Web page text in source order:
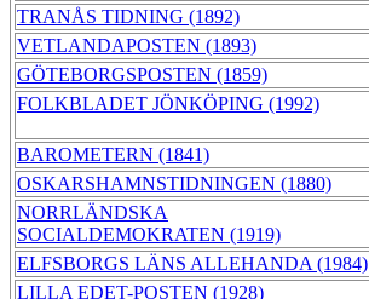
TRANÅS TIDNING (1892)
VETLANDAPOSTEN (1893)
GÖTEBORGSPOSTEN (1859)
FOLKBLADET JÖNKÖPING (1992)
BAROMETERN (1841)
OSKARSHAMNSTIDNINGEN (1880)
NORRLÄNDSKA
SOCIALDEMOKRATEN (1919)
ELFSBORGS LÄNS ALLEHANDA (1984)
LILLA EDET-POSTEN (1928)